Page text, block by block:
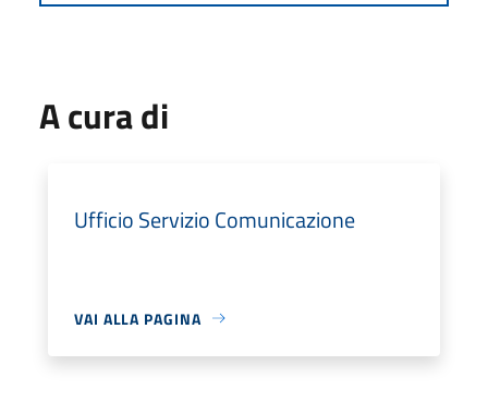
A cura di
Ufficio Servizio Comunicazione
VAI ALLA PAGINA